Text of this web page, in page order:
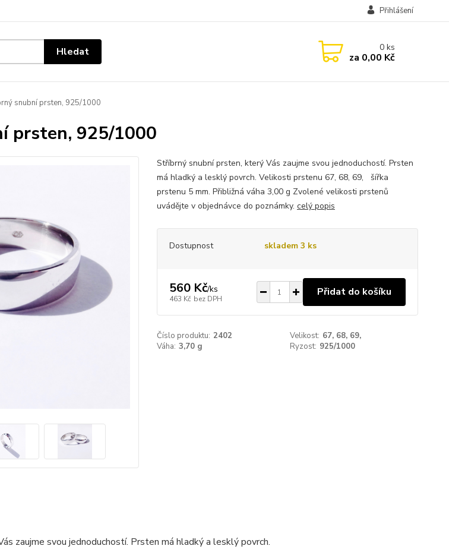
Přihlášení
Hledat 0ks
za 0,00 Kč
snubní prsten, 925/1000
prsten, 925/1000
Stříbrný snubní prsten, který Vás zaujme svou jednoduchostí. Prsten
má hladký a lesklý povrch. Velikosti prstenu 67, 68, 69, šířka
prstenu 5 mm. Přibližná váha 3,00 g Zvolené velikosti prstenů
uvádějte v objednávce do poznámky. celý popis
Dostupnost skladem 3 ks
560 Kč/ks
463 Kč bez DPH
Přidat do košíku
Číslo produktu: 2402 Velikost: 67, 68, 69,
Váha: 3,70 g Ryzost: 925/1000
zaujme svou jednoduchostí. Prsten má hladký a lesklý povrch.